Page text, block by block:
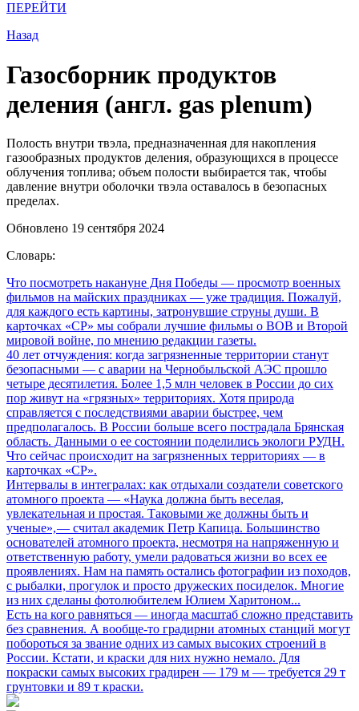
ПЕРЕЙТИ
Назад
Газосборник продуктов
деления (англ. gas plenum)
Полость внутри твэла, предназначенная для накопления
газообразных продуктов деления, образующихся в процессе
облучения топлива; объем полости выбирается так, чтобы
давление внутри оболочки твэла оставалось в безопасных
пределах.
Обновлено 19 сентября 2024
Словарь:
Что посмотреть накануне Дня Победы — просмотр военных
фильмов на майских праздниках — уже традиция. Пожалуй,
для каждого есть картины, затронувшие струны души. В
карточках «СР» мы собрали лучшие фильмы о ВОВ и Второй
мировой войне, по мнению редакции газеты.
40 лет отчуждения: когда загрязненные территории станут
безопасными — с аварии на Чернобыльской АЭС прошло
четыре десятилетия. Более 1,5 млн человек в России до сих
пор живут на «грязных» территориях. Хотя природа
справляется с последствиями аварии быстрее, чем
предполагалось. В России больше всего пострадала Брянская
область. Данными о ее состоянии поделились экологи РУДН.
Что сейчас происходит на загрязненных территориях — в
карточках «СР».
Интервалы в интегралах: как отдыхали создатели советского
атомного проекта — «Наука должна быть веселая,
увлекательная и простая. Таковыми же должны быть и
ученые», — считал академик Петр Капица. Большинство
основателей атомного проекта, несмотря на напряженную и
ответственную работу, умели радоваться жизни во всех ее
проявлениях. Нам на память остались фотографии из походов,
с рыбалки, прогулок и просто дружеских посиделок. Многие
из них сделаны фотолюбителем Юлием Харитоном...
Есть на кого равняться — иногда масштаб сложно представить
без сравнения. А вообще-то градирни атомных станций могут
побороться за звание одних из самых высоких строений в
России. Кстати, и краски для них нужно немало. Для
покраски самых высоких градирен — 179 м — требуется 29 т
грунтовки и 89 т краски.